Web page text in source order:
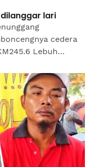
lari
cedera
Lebuh